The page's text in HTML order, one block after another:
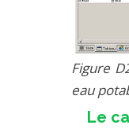
Figure
eau
Le